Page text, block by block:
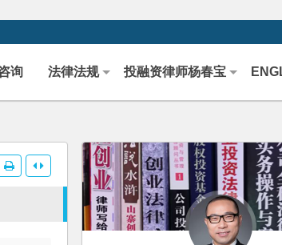
询 法律法规 投融资律师杨春宝